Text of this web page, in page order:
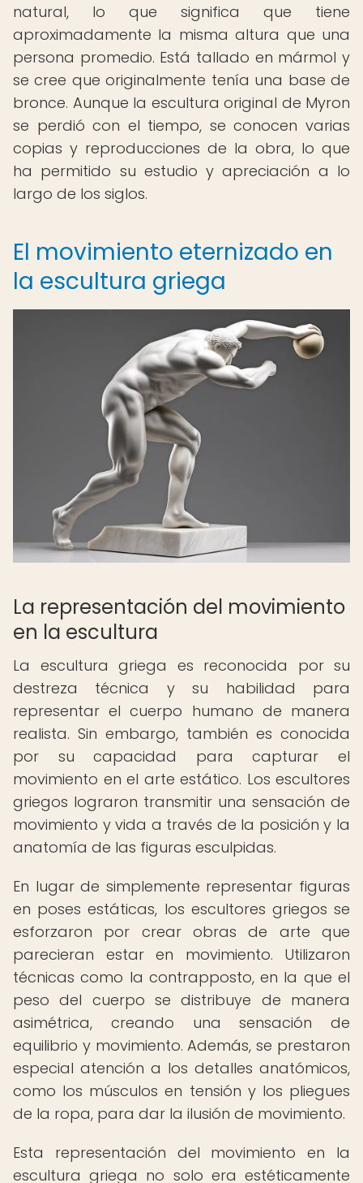
natural, lo que significa que tiene
aproximadamente la misma altura que una
persona promedio. Está tallado en mármol y
se cree que originalmente tenía una base de
bronce. Aunque la escultura original de Myron
se perdió con el tiempo, se conocen varias
copias y reproducciones de la obra, lo que
ha permitido su estudio y apreciación a lo
largo de los siglos.
El movimiento eternizado en
la escultura griega
La representación del movimiento
en la escultura
La escultura griega es reconocida por su
destreza técnica y su habilidad para
representar el cuerpo humano de manera
realista. Sin embargo, también es conocida
por su capacidad para capturar el
movimiento en el arte estático. Los escultores
griegos lograron transmitir una sensación de
movimiento y vida a través de la posición y la
anatomía de las figuras esculpidas.
En lugar de simplemente representar figuras
en poses estáticas, los escultores griegos se
esforzaron por crear obras de arte que
parecieran estar en movimiento. Utilizaron
técnicas como la contrapposto, en la que el
peso del cuerpo se distribuye de manera
asimétrica, creando una sensación de
equilibrio y movimiento. Además, se prestaron
especial atención a los detalles anatómicos,
como los músculos en tensión y los pliegues
de la ropa, para dar la ilusión de movimiento.
Esta representación del movimiento en la
escultura griega no solo era estéticamente